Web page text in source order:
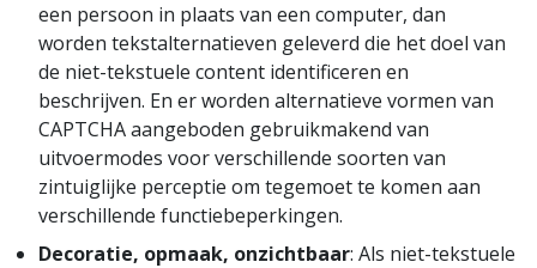
een persoon in plaats van een computer, dan
worden tekstalternatieven geleverd die het doel van
de niet-tekstuele content identificeren en
beschrijven. En er worden alternatieve vormen van
CAPTCHA aangeboden gebruikmakend van
uitvoermodes voor verschillende soorten van
zintuiglijke perceptie om tegemoet te komen aan
verschillende functiebeperkingen.
Decoratie, opmaak, onzichtbaar: Als niet-tekstuele